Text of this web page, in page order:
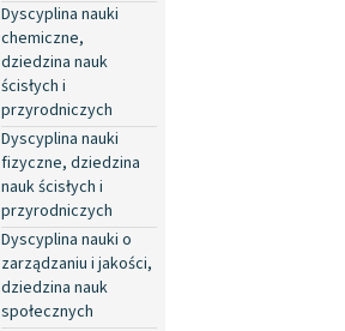
Dyscyplina nauki
chemiczne,
dziedzina nauk
ścisłych i
przyrodniczych
Dyscyplina nauki
fizyczne, dziedzina
nauk ścisłych i
przyrodniczych
Dyscyplina nauki o
zarządzaniu i jakości,
dziedzina nauk
społecznych